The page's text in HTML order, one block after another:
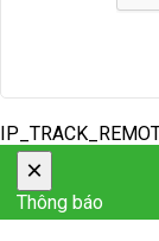
×
Thông báo